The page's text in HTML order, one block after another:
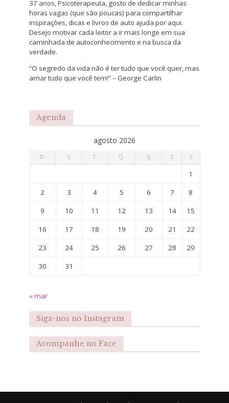
37 anos, Psicoterapeuta, gosto de dedicar minhas
horas vagas (que são poucas) para compartilhar
inspirações, dicas e livros de auto ajuda por aqui.
Desejo motivar cada leitor a ir mais longe em sua
caminhada de autoconhecimento e na busca da
verdade.
“O segredo da vida não é ter tudo que você quer, mas
amar tudo que você tem!” – George Carlin
Agenda
agosto 2026
D S T Q Q S S
1
2
3 4 5 6 7
8
9
10 11 12 13 14
15
16
17 18 19 20 21
22
23
24 25 26 27 28
29
30
31
« mar
Siga-nos no Instagram
Acompanhe no Face